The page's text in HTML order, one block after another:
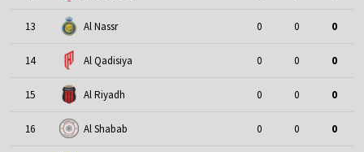
13 Al Nassr 0 0 0
14 Al Qadisiya 0 0 0
15 Al Riyadh 0 0 0
16 Al Shabab 0 0 0